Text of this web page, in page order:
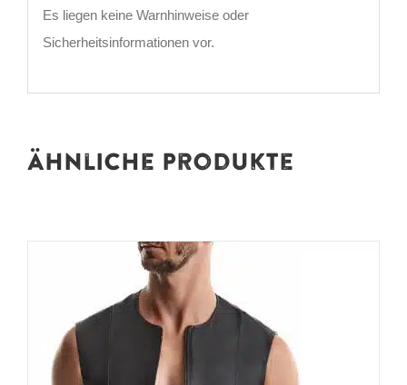
Es liegen keine Warnhinweise oder
Sicherheitsinformationen vor.
Ähnliche Produkte